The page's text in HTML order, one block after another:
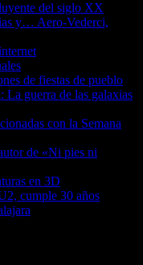
del siglo XX
y… Aero-Vederci,
de fiestas de pueblo
La guerra de las galaxias
con la Semana
de «Ni pies ni
en 3D
cumple 30 años